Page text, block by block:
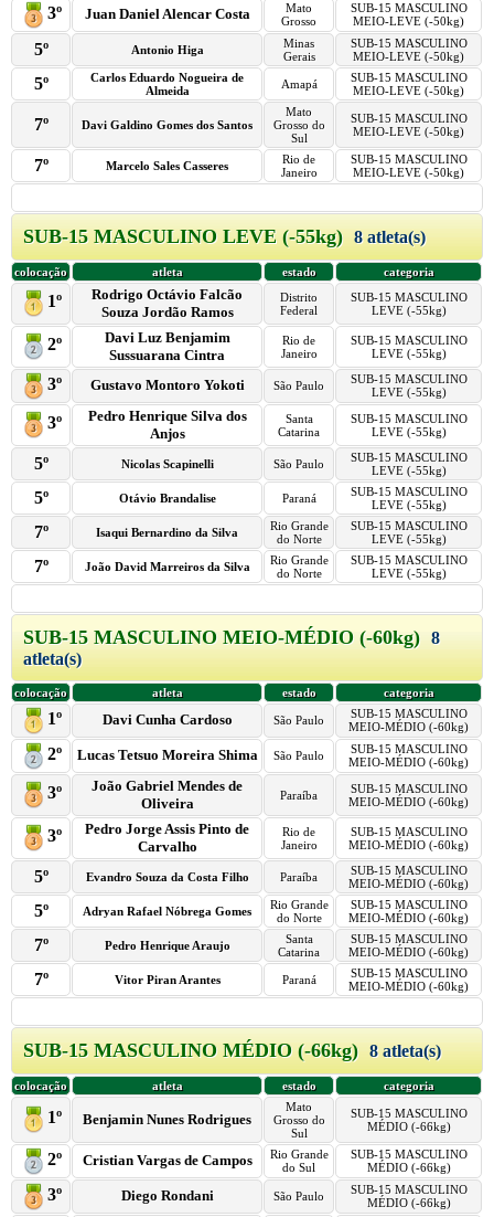
3º Juan Daniel Alencar Costa
Mato
Grosso
SUB-15 MASCULINO
MEIO-LEVE (-50kg)
5º Antonio Higa
Minas
Gerais
SUB-15 MASCULINO
MEIO-LEVE (-50kg)
5º
Carlos Eduardo Nogueira de
Almeida
Amapá
SUB-15 MASCULINO
MEIO-LEVE (-50kg)
7º Davi Galdino Gomes dos Santos
Mato
Grosso do
Sul
SUB-15 MASCULINO
MEIO-LEVE (-50kg)
7º Marcelo Sales Casseres
Rio de
Janeiro
SUB-15 MASCULINO
MEIO-LEVE (-50kg)
SUB-15 MASCULINO LEVE (-55kg)8 atleta(s)
colocação atleta estado categoria
1º
Rodrigo Octávio Falcão
Souza Jordão Ramos
Distrito
Federal
SUB-15 MASCULINO
LEVE (-55kg)
2º
Davi Luz Benjamim
Sussuarana Cintra
Rio de
Janeiro
SUB-15 MASCULINO
LEVE (-55kg)
3º Gustavo Montoro Yokoti São Paulo
SUB-15 MASCULINO
LEVE (-55kg)
3º
Pedro Henrique Silva dos
Anjos
Santa
Catarina
SUB-15 MASCULINO
LEVE (-55kg)
5º Nicolas Scapinelli São Paulo
SUB-15 MASCULINO
LEVE (-55kg)
5º Otávio Brandalise Paraná
SUB-15 MASCULINO
LEVE (-55kg)
7º Isaqui Bernardino da Silva
Rio Grande
do Norte
SUB-15 MASCULINO
LEVE (-55kg)
7º João David Marreiros da Silva
Rio Grande
do Norte
SUB-15 MASCULINO
LEVE (-55kg)
SUB-15 MASCULINO MEIO-MÉDIO (-60kg)8
atleta(s)
colocação atleta estado categoria
1º Davi Cunha Cardoso São Paulo
SUB-15 MASCULINO
MEIO-MÉDIO (-60kg)
2º Lucas Tetsuo Moreira Shima São Paulo
SUB-15 MASCULINO
MEIO-MÉDIO (-60kg)
3º
João Gabriel Mendes de
Oliveira
Paraíba
SUB-15 MASCULINO
MEIO-MÉDIO (-60kg)
3º
Pedro Jorge Assis Pinto de
Carvalho
Rio de
Janeiro
SUB-15 MASCULINO
MEIO-MÉDIO (-60kg)
5º Evandro Souza da Costa Filho Paraíba
SUB-15 MASCULINO
MEIO-MÉDIO (-60kg)
5º Adryan Rafael Nóbrega Gomes
Rio Grande
do Norte
SUB-15 MASCULINO
MEIO-MÉDIO (-60kg)
7º Pedro Henrique Araujo
Santa
Catarina
SUB-15 MASCULINO
MEIO-MÉDIO (-60kg)
7º Vitor Piran Arantes Paraná
SUB-15 MASCULINO
MEIO-MÉDIO (-60kg)
SUB-15 MASCULINO MÉDIO (-66kg)8 atleta(s)
colocação atleta estado categoria
1º Benjamin Nunes Rodrigues
Mato
Grosso do
Sul
SUB-15 MASCULINO
MÉDIO (-66kg)
2º Cristian Vargas de Campos
Rio Grande
do Sul
SUB-15 MASCULINO
MÉDIO (-66kg)
3º Diego Rondani São Paulo
SUB-15 MASCULINO
MÉDIO (-66kg)